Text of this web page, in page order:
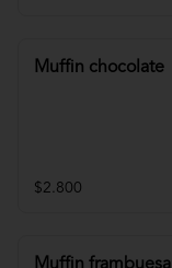
Muffin chocolate
$2.800